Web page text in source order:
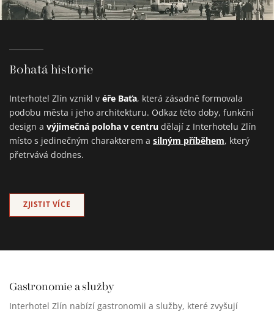
Bohatá historie
Interhotel Zlín vznikl v éře Baťa, která zásadně formovala
podobu města i jeho architekturu. Odkaz této doby, funkční
design a výjimečná poloha v centru dělají z Interhotelu Zlín
místo s jedinečným charakterem a silným příběhem, který
přetrvává dodnes.
ZJISTIT VÍCE
Gastronomie a služby
Interhotel Zlín nabízí gastronomii a služby, které zvyšují